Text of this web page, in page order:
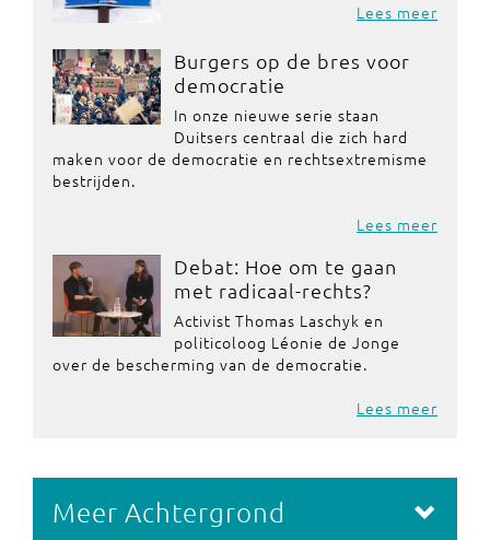
Lees meer
Burgers op de bres voor
democratie
In onze nieuwe serie staan
Duitsers centraal die zich hard
maken voor de democratie en rechtsextremisme
bestrijden.
Lees meer
Debat: Hoe om te gaan
met radicaal-rechts?
Activist Thomas Laschyk en
politicoloog Léonie de Jonge
over de bescherming van de democratie.
Lees meer
Meer Achtergrond